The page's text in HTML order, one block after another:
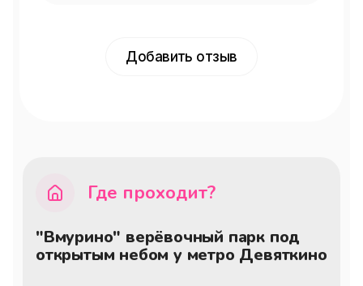
Добавить отзыв
Где проходит?
"Вмурино" верёвочный парк под
открытым небом у метро Девяткино